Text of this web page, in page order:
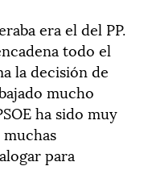
era el del PP.
todo el
la decisión de
mucho
ha sido muy
para